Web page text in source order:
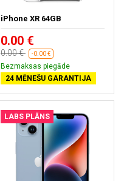
iPhone XR 64GB
0.00 €
0.00 € -0.00 €
Bezmaksas piegāde
24 MĒNEŠU GARANTIJA
LABS PLĀNS